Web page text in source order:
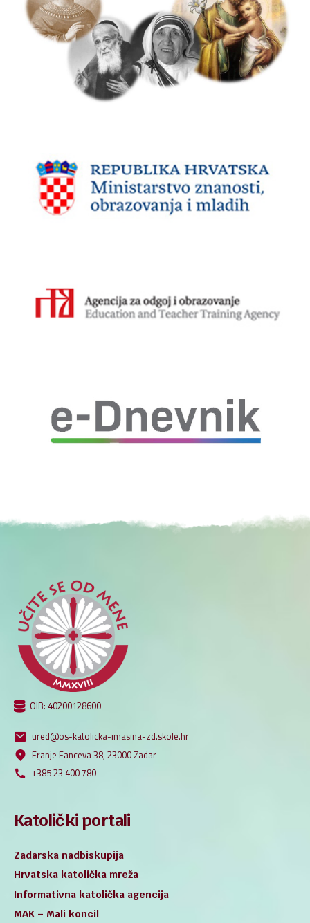
OIB: 40200128600
ured@os-katolicka-imasina-zd.skole.hr
Franje Fanceva 38, 23000 Zadar
+385 23 400 780
Katolički portali
Zadarska nadbiskupija
Hrvatska katolička mreža
Informativna katolička agencija
MAK – Mali koncil